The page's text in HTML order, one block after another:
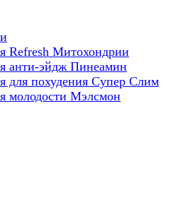
Refresh Митохондрии
анти-эйдж Пинеамин
для похудения Супер Слим
молодости Мэлсмон